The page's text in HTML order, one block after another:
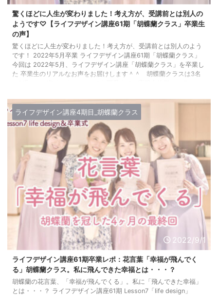
驚くほどに人生が変わりました！考え方が、受講前とは別人の
ようです♡【ライフデザイン講座61期「胡蝶蘭クラス」卒業生
の声】
驚くほどに人生が変わりました！考え方が、受講前とは別人のよう
です！ 2022年5月卒業 ライフデザイン講座61期「胡蝶蘭クラス」
今回は 2022年5月、ライフデザイン講座「胡蝶蘭クラス」を卒業し
た 卒業生のリアルなお声をお届けします＾＾ 胡蝶蘭クラスは3名
フデザイン講座61期 卒業生の声 1. ライフデザイン講座におこしく
ださる前に、 悩んでいたことなどございました ...
ライフデザイン講座4期目_胡蝶蘭クラス
2022/9/1
ライフデザイン講座61期卒業レポ：花言葉「幸福が飛んでく
る」胡蝶蘭クラス。私に飛んできた幸福とは・・・？
胡蝶蘭の花言葉、「幸福が飛んでくる」。私に「飛んできた幸福」
とは・・・？ ライフデザイン講座61期 Lesson7「life design」